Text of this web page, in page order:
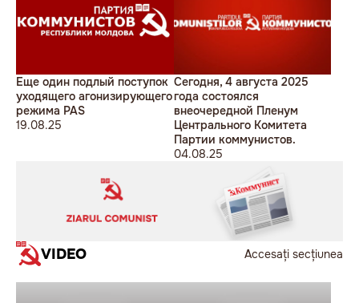
Еще один подлый поступок
уходящего агонизирующего
режима PAS
19.08.25
Сегодня, 4 августа 2025
года состоялся
внеочередной Пленум
Центрального Комитета
Партии коммунистов.
04.08.25
VIDEO Accesați secțiunea